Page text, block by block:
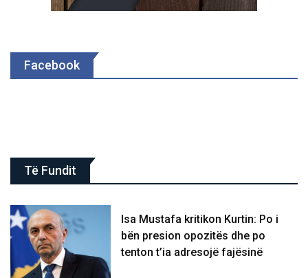
Facebook
Të Fundit
Isa Mustafa kritikon Kurtin: Po i
bën presion opozitës dhe po
tenton t’ia adresojë fajësinë